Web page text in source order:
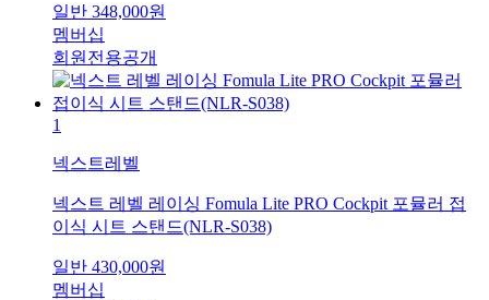
일반 348,000원
멤버십
회원전용공개
1
넥스트레벨
넥스트 레벨 레이싱 Fomula Lite PRO Cockpit 포뮬러 접
이식 시트 스탠드(NLR-S038)
일반 430,000원
멤버십